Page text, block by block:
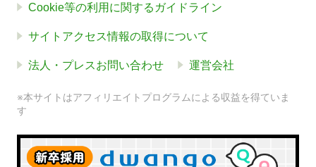
Cookie等の利用に関するガイドライン
サイトアクセス情報の取得について
法人・プレスお問い合わせ 運営会社
※本サイトはアフィリエイトプログラムによる収益を得ていま
す